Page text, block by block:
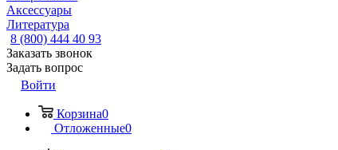
Аксессуары
Литература
8 (800) 444 40 93
Заказать звонок
Задать вопрос
Войти
Корзина0
Отложенные0